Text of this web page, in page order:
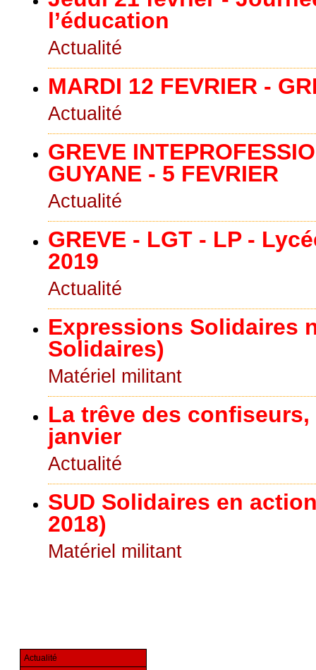
l’éducation
Actualité
MARDI 12 FEVRIER -
Actualité
GREVE
GUYANE - 5 FEVRIER
Actualité
GREVE - LGT - LP -
2019
Actualité
Expressions Solidaires
Solidaires)
Matériel militant
La trêve des confiseurs,
janvier
Actualité
SUD Solidaires en
2018)
Matériel militant
Actualité